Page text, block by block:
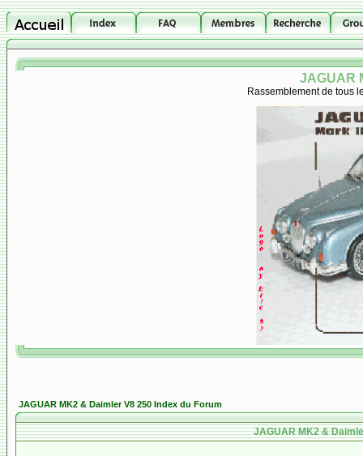
JAGUAR
Rassemblement de tous
JAGUAR MK2 & Daimler V8 250 Index du Forum
JAGUAR MK2 &